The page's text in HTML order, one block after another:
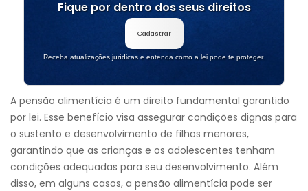
Fique por dentro dos seus direitos
Cadastrar
Receba atualizações jurídicas e entenda como a lei pode te proteger.
A pensão alimentícia é um direito fundamental garantido
por lei. Esse benefício visa assegurar condições dignas para
o sustento e desenvolvimento de filhos menores,
garantindo que as crianças e os adolescentes tenham
condições adequadas para seu desenvolvimento. Além
disso, em alguns casos, a pensão alimentícia pode ser